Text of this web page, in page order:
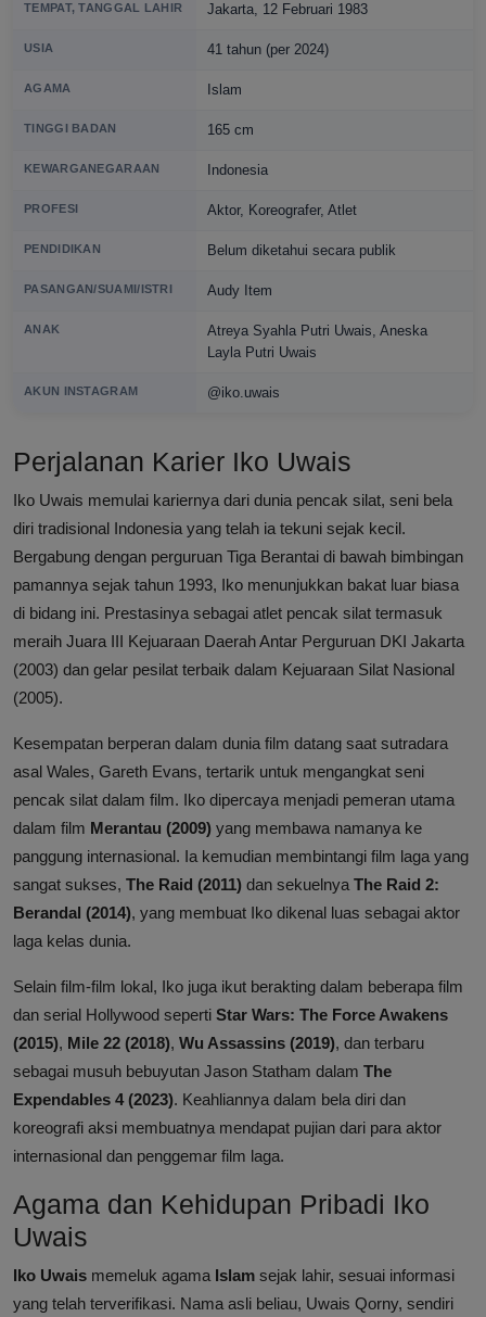
TEMPAT, TANGGAL LAHIR Jakarta, 12 Februari 1983
USIA 41 tahun (per 2024)
AGAMA Islam
TINGGI BADAN 165 cm
KEWARGANEGARAAN Indonesia
PROFESI Aktor, Koreografer, Atlet
PENDIDIKAN Belum diketahui secara publik
PASANGAN/SUAMI/ISTRI Audy Item
ANAK
Atreya Syahla Putri Uwais, Aneska
Layla Putri Uwais
AKUN INSTAGRAM @iko.uwais
Perjalanan Karier Iko Uwais
Iko Uwais memulai kariernya dari dunia pencak silat, seni bela
diri tradisional Indonesia yang telah ia tekuni sejak kecil.
Bergabung dengan perguruan Tiga Berantai di bawah bimbingan
pamannya sejak tahun 1993, Iko menunjukkan bakat luar biasa
di bidang ini. Prestasinya sebagai atlet pencak silat termasuk
meraih Juara III Kejuaraan Daerah Antar Perguruan DKI Jakarta
(2003) dan gelar pesilat terbaik dalam Kejuaraan Silat Nasional
(2005).
Kesempatan berperan dalam dunia film datang saat sutradara
asal Wales, Gareth Evans, tertarik untuk mengangkat seni
pencak silat dalam film. Iko dipercaya menjadi pemeran utama
dalam film Merantau (2009) yang membawa namanya ke
panggung internasional. Ia kemudian membintangi film laga yang
sangat sukses, The Raid (2011) dan sekuelnya The Raid 2:
Berandal (2014), yang membuat Iko dikenal luas sebagai aktor
laga kelas dunia.
Selain film-film lokal, Iko juga ikut berakting dalam beberapa film
dan serial Hollywood seperti Star Wars: The Force Awakens
(2015), Mile 22 (2018), Wu Assassins (2019), dan terbaru
sebagai musuh bebuyutan Jason Statham dalam The
Expendables 4 (2023). Keahliannya dalam bela diri dan
koreografi aksi membuatnya mendapat pujian dari para aktor
internasional dan penggemar film laga.
Agama dan Kehidupan Pribadi Iko
Uwais
Iko Uwais memeluk agama Islam sejak lahir, sesuai informasi
yang telah terverifikasi. Nama asli beliau, Uwais Qorny, sendiri